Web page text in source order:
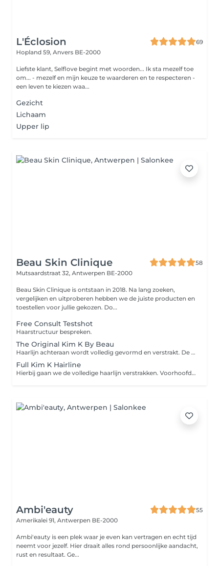
L'Éclosion
69
Hopland 59, Anvers BE-2000
Liefste klant, Selflove begint met woorden... Ik sta mezelf toe
om... - mezelf en mijn keuze te waarderen en te respecteren -
een leven te kiezen waa...
Gezicht
Lichaam
Upper lip
Beau Skin Clinique
58
Mutsaardstraat 32, Antwerpen BE-2000
Beau Skin Clinique is ontstaan in 2018. Na lang zoeken,
vergelijken en uitproberen hebben we de juiste producten en
toestellen voor jullie gekozen. Do...
Free Consult Testshot
Haarstructuur bespreken.
The Original Kim K By Beau
Haarlijn achteraan wordt volledig gevormd en verstrakt. De nek wordt tevens meegenomen. Onderhoud vereist.
Full Kim K Hairline
Hierbij gaan we de volledige haarlijn verstrakken. Voorhoofd incl. babyhaartjes krijgen geen kans. Onderhoud vereist.
Ambi'eauty
55
Amerikalei 91, Antwerpen BE-2000
Ambi'eauty is een plek waar je even kan vertragen en echt tijd
neemt voor jezelf. Hier draait alles rond persoonlijke aandacht,
rust en resultaat. Ge...